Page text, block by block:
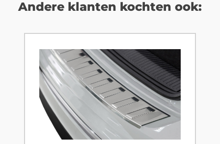
Andere klanten kochten ook: